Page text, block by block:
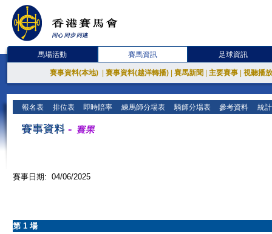
馬場活動 賽馬資訊 足球資訊
賽事資料(本地) 賽事資料(越洋轉播) 賽馬新聞 主要賽事 視聽播
報名表 排位表 即時賠率 練馬師分場表 騎師分場表 參考資料 統
賽事日期: 04/06/2025
第 1 場